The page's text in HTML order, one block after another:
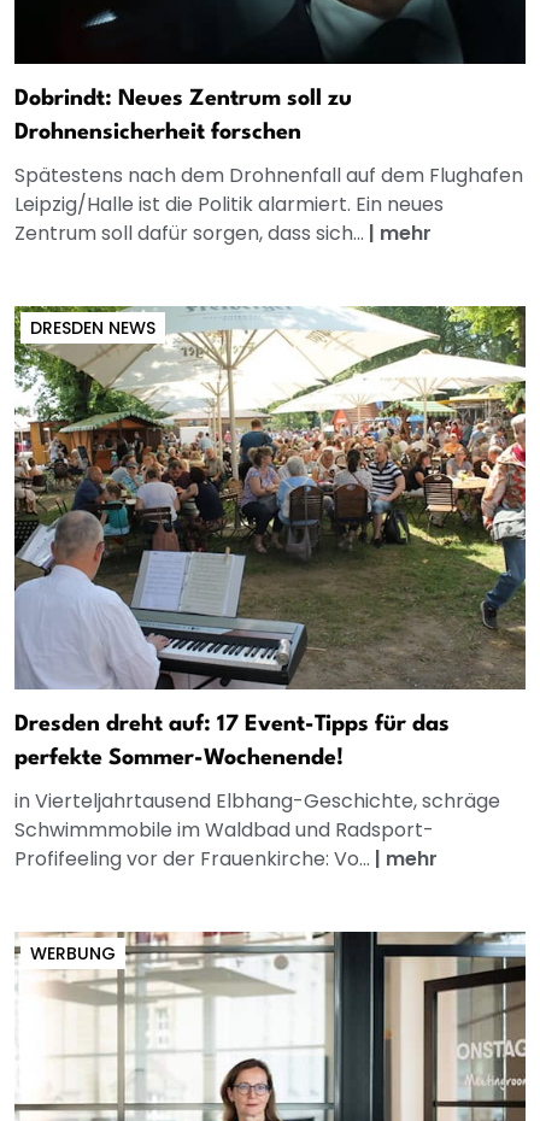
Dobrindt: Neues Zentrum soll zu
Drohnensicherheit forschen
Spätestens nach dem Drohnenfall auf dem Flughafen
Leipzig/Halle ist die Politik alarmiert. Ein neues
Zentrum soll dafür sorgen, dass sich... | mehr
DRESDEN NEWS
Dresden dreht auf: 17 Event-Tipps für das
perfekte Sommer-Wochenende!
in Vierteljahrtausend Elbhang-Geschichte, schräge
Schwimmmobile im Waldbad und Radsport-
Profifeeling vor der Frauenkirche: Vo... | mehr
WERBUNG